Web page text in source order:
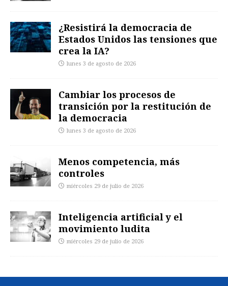
¿Resistirá la democracia de
Estados Unidos las tensiones que
crea la IA?
lunes 3 de agosto de 2026
Cambiar los procesos de
transición por la restitución de
la democracia
lunes 3 de agosto de 2026
Menos competencia, más
controles
miércoles 29 de julio de 2026
Inteligencia artificial y el
movimiento ludita
miércoles 29 de julio de 2026